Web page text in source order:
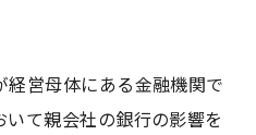
営母体にある金融機関で
て親会社の銀行の影響を